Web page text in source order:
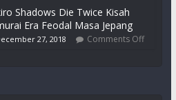
Shadows Die Twice Kisah
Era Feodal Masa Jepang
27, 2018 Comments Off